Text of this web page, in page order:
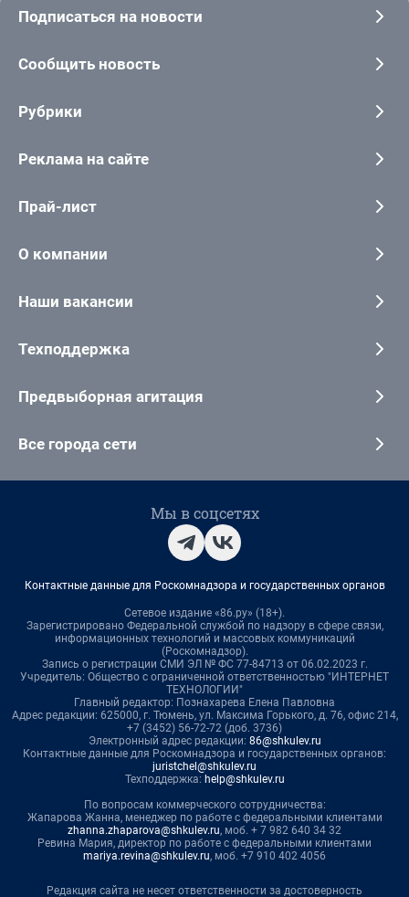
Подписаться на новости
Сообщить новость
Рубрики
Реклама на сайте
Прай-лист
О компании
Наши вакансии
Техподдержка
Предвыборная агитация
Все города сети
Мы в соцсетях
Контактные данные для Роскомнадзора и государственных органов
Сетевое издание «86.ру» (18+).
Зарегистрировано Федеральной службой по надзору в сфере связи,
информационных технологий и массовых коммуникаций
(Роскомнадзор).
Запись о регистрации СМИ ЭЛ № ФС 77-84713 от 06.02.2023 г.
Учредитель: Общество с ограниченной ответственностью "ИНТЕРНЕТ
ТЕХНОЛОГИИ"
Главный редактор: Познахарева Елена Павловна
Адрес редакции: 625000, г. Тюмень, ул. Максима Горького, д. 76, офис 214,
+7 (3452) 56-72-72 (доб. 3736)
Электронный адрес редакции: 86@shkulev.ru
Контактные данные для Роскомнадзора и государственных органов:
juristchel@shkulev.ru
Техподдержка: help@shkulev.ru
По вопросам коммерческого сотрудничества:
Жапарова Жанна, менеджер по работе с федеральными клиентами
zhanna.zhaparova@shkulev.ru, моб. + 7 982 640 34 32
Ревина Мария, директор по работе с федеральными клиентами
mariya.revina@shkulev.ru, моб. +7 910 402 4056
Редакция сайта не несет ответственности за достоверность